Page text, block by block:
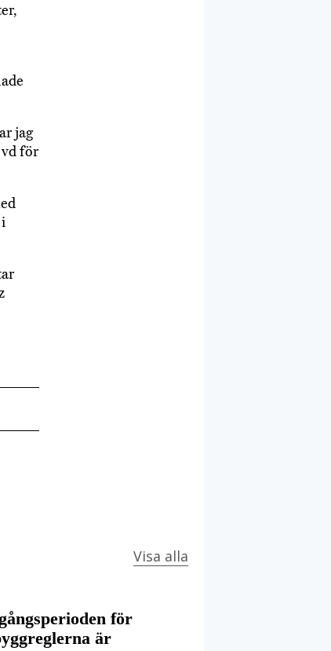
jag
för
Visa alla
för
är